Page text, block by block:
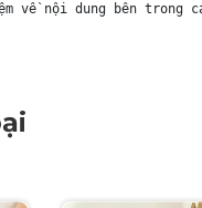
về nội dung bên